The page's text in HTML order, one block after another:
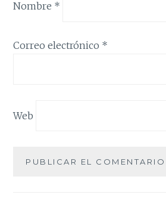
Nombre *
Correo electrónico *
Web